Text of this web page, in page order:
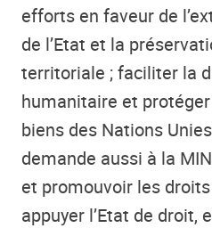
efforts en faveur de
de l’Etat et la
territoriale ; faciliter la
humanitaire et
biens des Nations
demande aussi à la
et promouvoir les droits
appuyer l’Etat de droit,